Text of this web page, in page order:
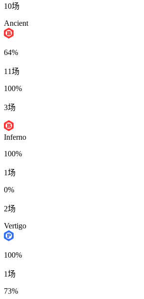
10场
Ancient
64%
11场
100%
3场
Inferno
100%
1场
0%
2场
Vertigo
100%
1场
73%